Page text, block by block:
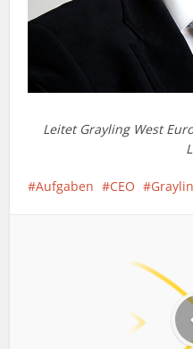
Leitet Grayling West
Aufgaben CEO